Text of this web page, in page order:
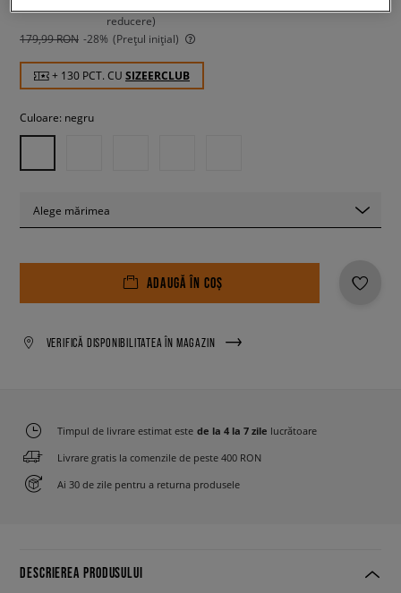
reducere)
179,99 RON -28% (Prețul inițial)
+ 130 PCT. CU SIZEERCLUB
Culoare: negru
Alege mărimea
ADAUGĂ ÎN COȘ
VERIFICĂ DISPONIBILITATEA ÎN MAGAZIN
Timpul de livrare estimat este de la 4 la 7 zile lucrătoare
Livrare gratis la comenzile de peste 400 RON
Ai 30 de zile pentru a returna produsele
DESCRIEREA PRODUSULUI